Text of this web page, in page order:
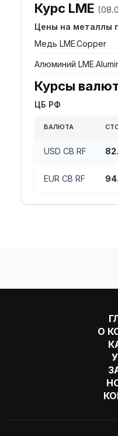
Курс LME
Цены на металлы
Медь LME.Copper
Алюминий
Курсы
ЦБ РФ
ВАЛЮТА
USD CB RF
EUR CB RF
О